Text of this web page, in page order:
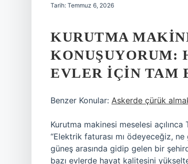
Tarih: Temmuz 6, 2026
KURUTMA
KONUŞUYORUM:
EVLER İÇIN TAM
Benzer Konular: Askerde çürük
Kurutma makinesi meselesi
“Elektrik faturası mı ödeyeceğiz,
güneş arasında gidip gelen bir
bazı evlerde hayat kalitesini